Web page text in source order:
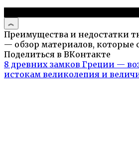
Преимущества и недостатки
— обзор материалов, которые
Поделиться в ВКонтакте
8 древних замков Греции —
истокам великолепия и